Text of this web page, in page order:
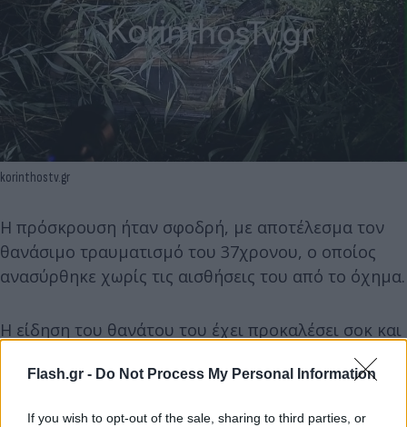
Flash.gr - Do Not Process My Personal Information
If you wish to opt-out of the sale, sharing to third parties, or
korinthostv.gr
Η πρόσκρουση ήταν σφοδρή, με αποτέλεσμα τον
θανάσιμο τραυματισμό του 37χρονου, ο οποίος
ανασύρθηκε χωρίς τις αισθήσεις του από το όχημα.
Η είδηση του θανάτου του έχει προκαλέσει σοκ και
βαθιά συγκίνηση σε συναδέλφους, μαθητές και
γονείς, που κάνουν λόγο για έναν ιδιαίτερα